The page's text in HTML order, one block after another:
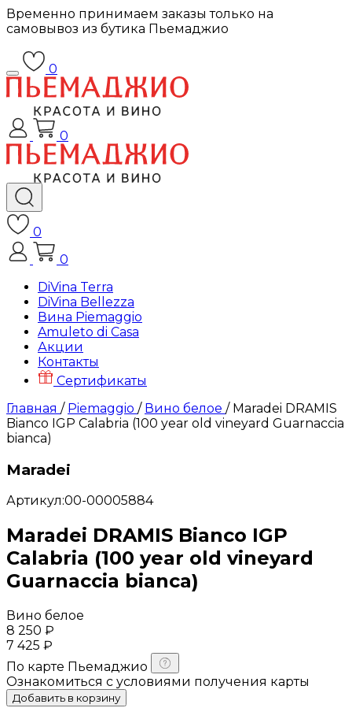
Временно принимаем заказы только на
самовывоз из бутика Пьемаджио
0
0
0
0
DiVina Terra
DiVina Bellezza
Вина Piemaggio
Amuleto di Casa
Акции
Контакты
Сертификаты
Главная / Piemaggio / Вино белое / Maradei DRAMIS
Bianco IGP Calabria (100 year old vineyard Guarnaccia
bianca)
Maradei
Артикул:00-00005884
Maradei DRAMIS Bianco IGP
Calabria (100 year old vineyard
Guarnaccia bianca)
Вино белое
8 250 ₽
7 425 ₽
По карте Пьемаджио
Ознакомиться с условиями получения карты
Добавить в корзину